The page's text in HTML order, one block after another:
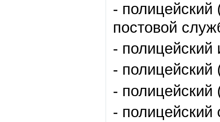
- полицейский
постовой
- полицейский
- полицейский
- полицейский
- полицейский